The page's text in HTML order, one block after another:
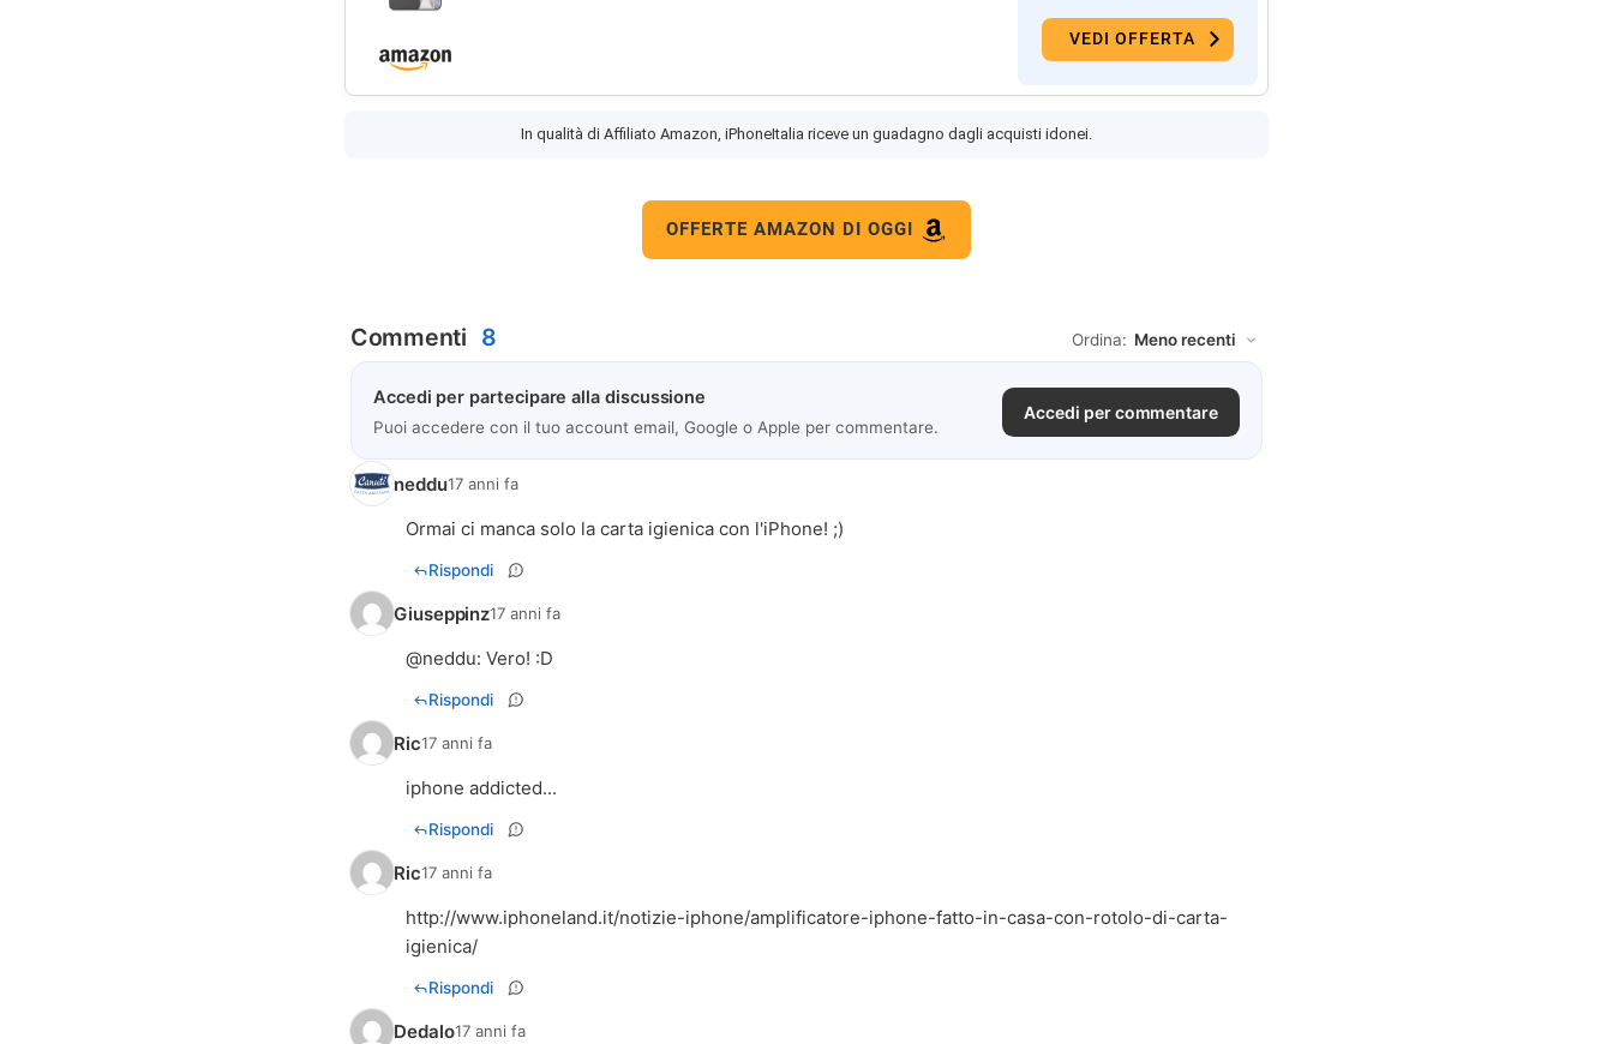
VEDI OFFERTA
In qualità di Affiliato Amazon, iPhoneItalia riceve un guadagno dagli acquisti idonei.
OFFERTE AMAZON DI OGGI
Commenti 8 Ordina:
Accedi per partecipare alla discussione
Puoi accedere con il tuo account email, Google o Apple per commentare.
Accedi per commentare
neddu17 anni fa
Ormai ci manca solo la carta igienica con l'iPhone! ;)
Rispondi
Giuseppinz17 anni fa
@neddu: Vero! :D
Rispondi
Ric17 anni fa
iphone addicted...
Rispondi
Ric17 anni fa
http://www.iphoneland.it/notizie-iphone/amplificatore-iphone-fatto-in-casa-con-rotolo-di-carta-
igienica/
Rispondi
Dedalo17 anni fa